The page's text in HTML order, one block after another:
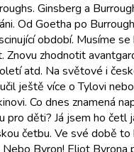
Ginsberg a
Od Goetha po
období. Musíme
Znovu zhodnotit
atd. Na světové i
ještě více o Tylovi
Co dnes znamená
pro děti? Já jsem ho četl
četbu. Ve své době to
Byron! Eliot Byrona